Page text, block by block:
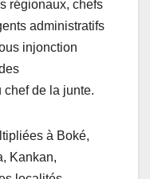
régionaux, chefs
administratifs
injonction
chef de la junte.
à Boké,
Kankan,